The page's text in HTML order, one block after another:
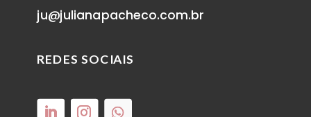
ju@julianapacheco.com.br
REDES SOCIAIS